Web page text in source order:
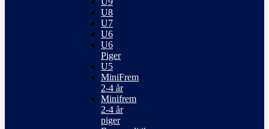
U8
U7
U6
U6
Piger
U5
MiniFrem
2-4 år
Minifrem
2-4 år
piger